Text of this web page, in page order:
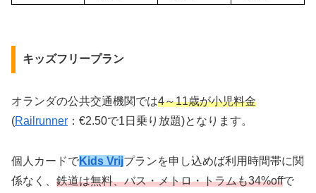
キッズフリープラン
オランダの公共交通機関では4～11歳が小児料金
(Railrunner ：€2.50で1日乗り放題)となります。
個人カードでKids Vrijプランを申し込めば利用時間帯に関
係なく、 鉄道は無料、バス・メトロ・トラムも34%offで